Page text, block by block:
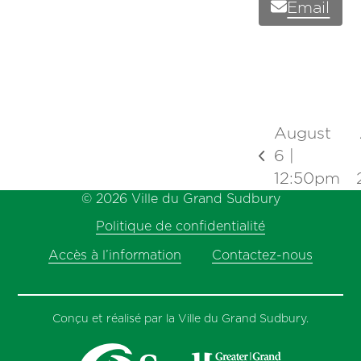
Email
previous
post:
August
6 |
12:50pm
© 2026 Ville du Grand Sudbury
Politique de confidentialité
Accès à l’information Contactez-nous
Conçu et réalisé par la Ville du Grand Sudbury.